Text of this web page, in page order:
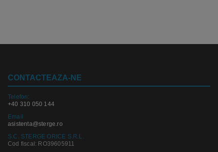
CONTACTEAZA-NE
Telefon:
+40 310 050 144
Email
asistenta@sterge.ro
S.C. STERGE ORICE S.R.L.
Cod fiscal: RO39605911